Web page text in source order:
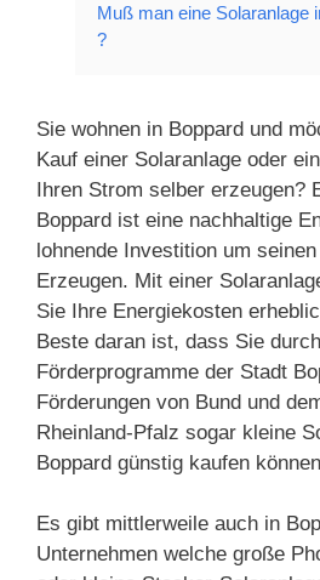
Muß man eine Solaranlage
?
Sie wohnen in Boppard und
Kauf einer Solaranlage oder
Ihren Strom selber erzeugen?
Boppard ist eine nachhaltige
lohnende Investition um
Erzeugen. Mit einer
Sie Ihre Energiekosten
Beste daran ist, dass Sie
Förderprogramme der Stadt
Förderungen von Bund und
Rheinland-Pfalz sogar kleine
Boppard günstig kaufen
Es gibt mittlerweile auch in
Unternehmen welche große